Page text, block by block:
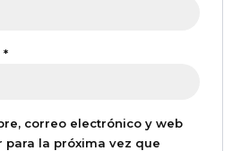
*
correo electrónico y web
para la próxima vez que